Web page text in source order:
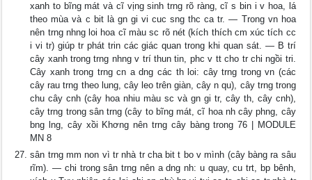
xanh to bĩng mát và cĩ vịng sinh trng rõ ràng, cĩ s bin i v hoa, lá
theo mùa và c bit là gn gi vi cuc sng thc ca tr. — Trong vn hoa
nên trng nhng loi hoa cĩ màu sc rõ nét (kích thích cm xúc tích cc
i vi tr) giúp tr phát trin các giác quan trong khi quan sát. — B trí
cây xanh trong trng nhng v trí thun tin, phc v tt cho tr chi ngồi tri.
Cây xanh trong trng cn a dng các th loi: cây trng trong vn (các
cây rau trng theo lung, cây leo trên giàn, cây n qu), cây trng trong
chu cây cnh (cây hoa nhiu màu sc và gn gi tr, cây th, cây cnh),
cây trng trong sân trng (cây to bĩng mát, cĩ hoa nh cây phng, cây
bng lng, cây xồi Khơng nên trng cây bàng trong 76 | MODULE
MN 8
sân trng mm non vì tr nhà tr cha bit t bo v mình (cây bàng ra sâu
rĩm). — chi trong sân trng nên a dng nh: u quay, cu trt, bp bênh,